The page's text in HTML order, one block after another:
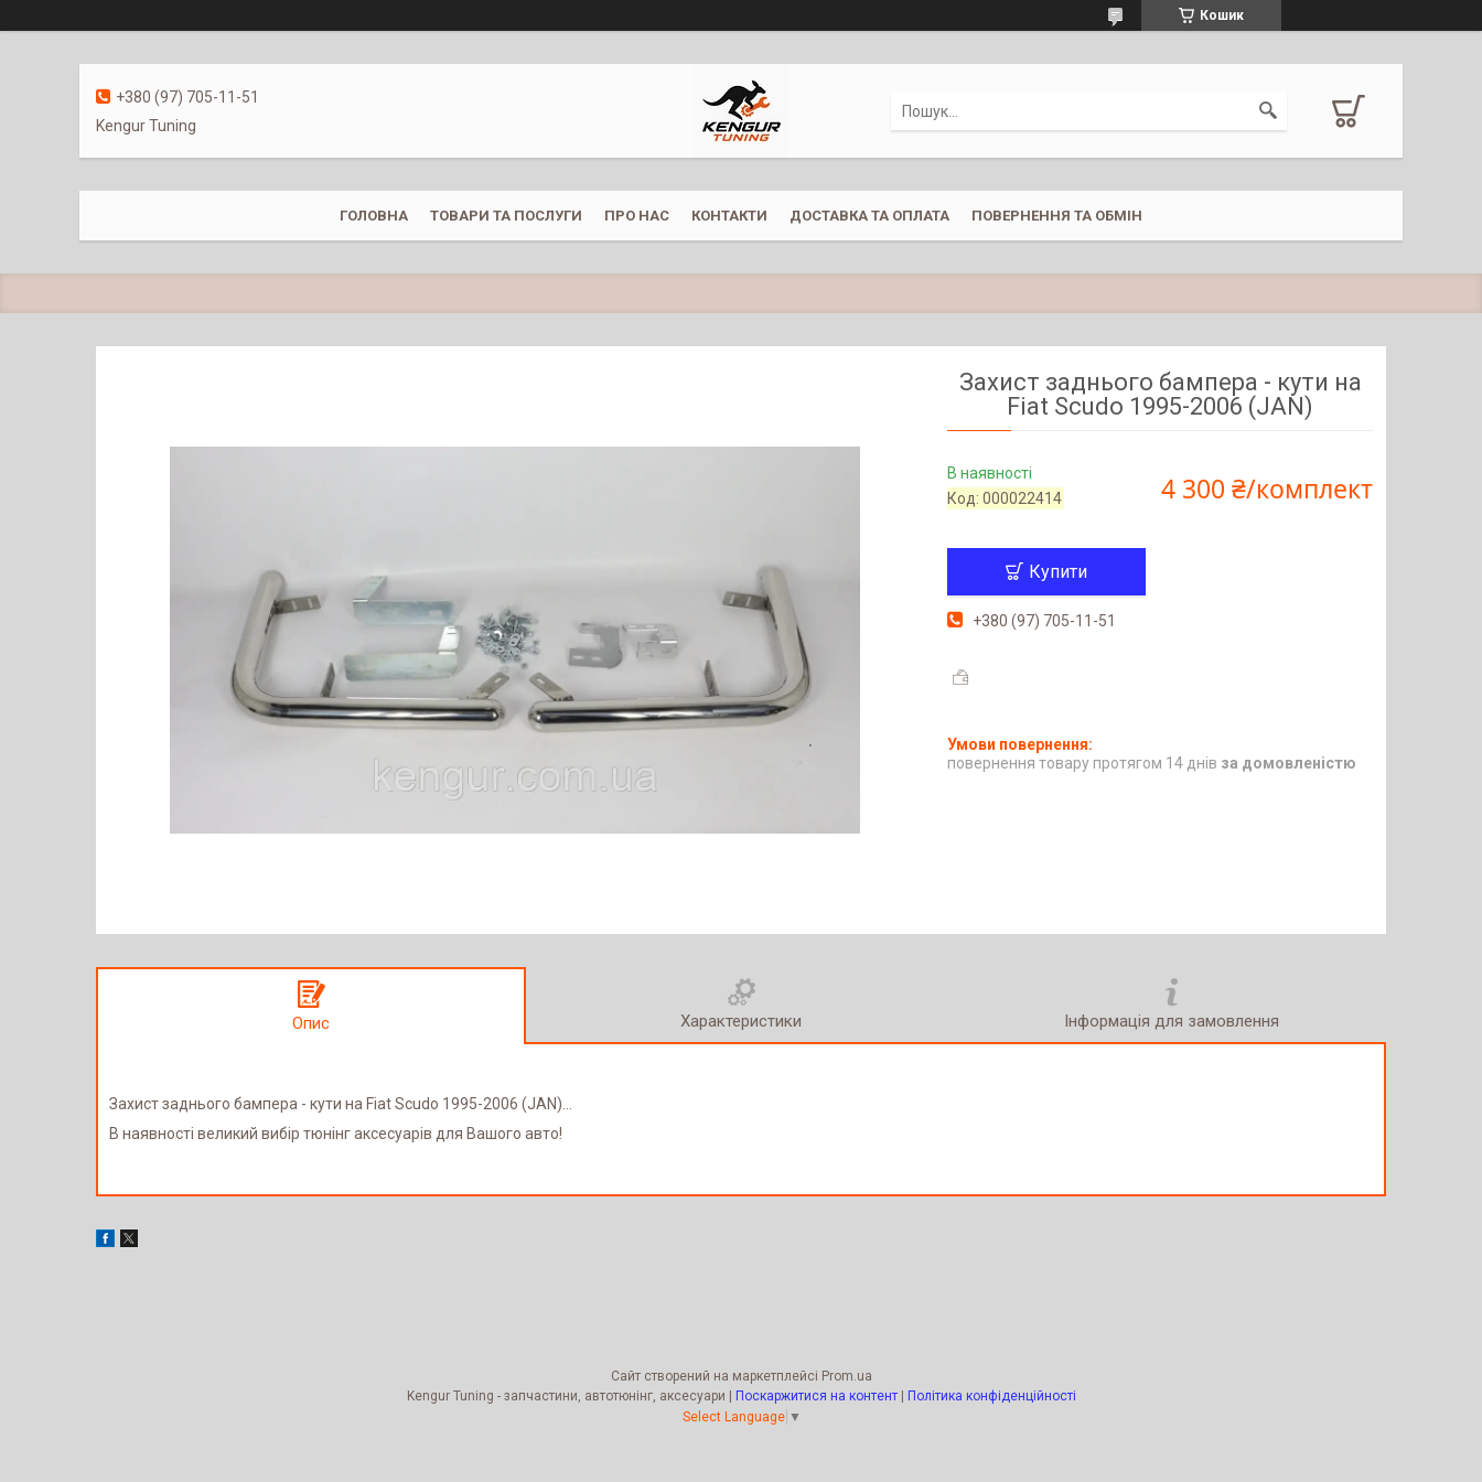
Кошик
+380 (97) 705-11-51
Kengur Tuning
ГОЛОВНА ТОВАРИ ТА ПОСЛУГИ ПРО НАС КОНТАКТИ ДОСТАВКА ТА ОПЛАТА ПОВЕРНЕННЯ ТА ОБМІН
Захист заднього бампера - кути на
Fiat Scudo 1995-2006 (JAN)
В наявності
Код:000022414 4 300 ₴/комплект
Купити
+380 (97) 705-11-51
повернення товару протягом 14 днів за домовленістю
Опис Характеристики Інформація для замовлення
Захист заднього бампера - кути на Fiat Scudo 1995-2006 (JAN)...
В наявності великий вибір тюнінг аксесуарів для Вашого авто!
Сайт створений на маркетплейсі Prom.ua
Поскаржитися на контент
Політика конфіденційності
Select Language ▼